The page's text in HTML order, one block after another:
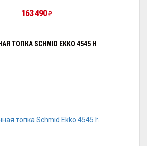
163 490 ₽
ТОПКА SCHMID EKKO 4545 H